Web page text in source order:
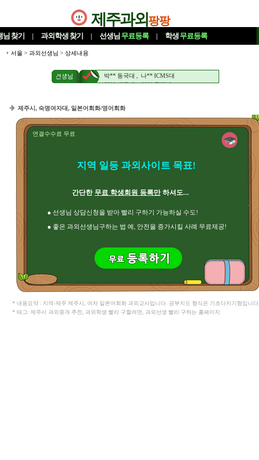
제주과외팡팡
님 찾기 | 과외학생찾기 | 선생님 무료등록 | 학생무료등록
서울 > 과외선생님 > 상세내용
박** 동국대 , 나** ICMS대
양** 제주대 , 안** 원광대
양** 제주대 , 안** 원광대
제주시, 숙명여자대, 일본어회화/영어회화
연결수수료 무료
지역 일등 과외사이트 목표!
간단한 무료 학생회원 등록만하셔도...
● 선생님 상담신청을 받아 빨리 구하기 가능하실 수도!
● 좋은 과외선생님구하는 법 예, 안전을 증가시킬 사례 무료제공!
* 내용요약 : 지역-제주 제주시, 여자 일본어회화 과외교사입니다. 공부지도 형식은 기초다지기형입니다.
* 태그: 제주시 과외중개 추천, 과외학생 빨리 구할려면, 과외선생 빨리 구하는 홈페이지